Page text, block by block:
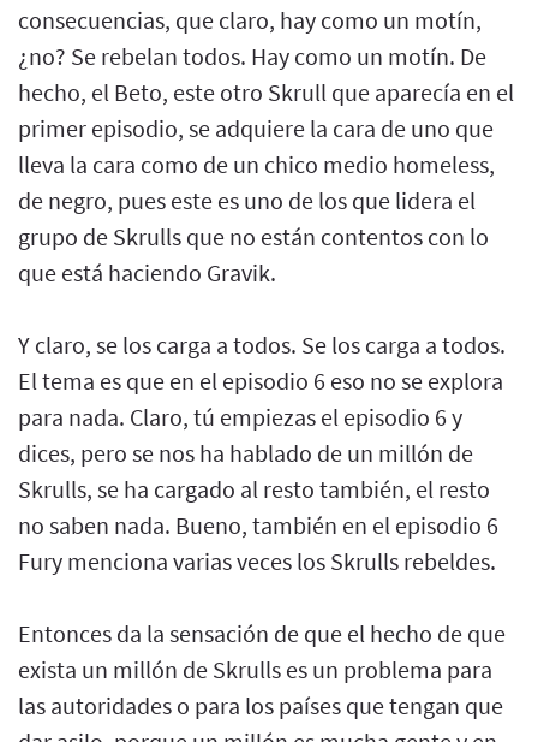
consecuencias, que claro, hay como un motín,
¿no? Se rebelan todos. Hay como un motín. De
hecho, el Beto, este otro Skrull que aparecía en el
primer episodio, se adquiere la cara de uno que
lleva la cara como de un chico medio homeless,
de negro, pues este es uno de los que lidera el
grupo de Skrulls que no están contentos con lo
que está haciendo Gravik.
Y claro, se los carga a todos. Se los carga a todos.
El tema es que en el episodio 6 eso no se explora
para nada. Claro, tú empiezas el episodio 6 y
dices, pero se nos ha hablado de un millón de
Skrulls, se ha cargado al resto también, el resto
no saben nada. Bueno, también en el episodio 6
Fury menciona varias veces los Skrulls rebeldes.
Entonces da la sensación de que el hecho de que
exista un millón de Skrulls es un problema para
las autoridades o para los países que tengan que